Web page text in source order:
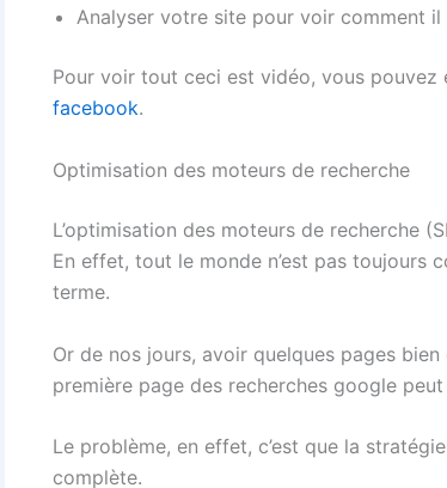
Analyser votre site pour voir comment il
Pour voir tout ceci est vidéo, vous pouvez
facebook.
Optimisation des moteurs de recherche
L’optimisation des moteurs de recherche
En effet, tout le monde n’est pas toujours
terme.
Or de nos jours, avoir quelques pages
première page des recherches google
Le problème, en effet, c’est que la
complète.